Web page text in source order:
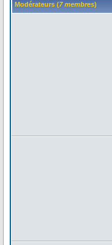
Modérateurs (7 membres)